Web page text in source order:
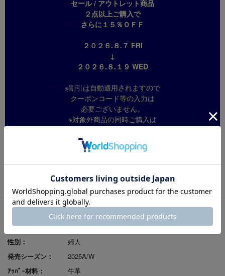
HKL6207-BLA-230
色：
BLACK
性別：
婦人
発売シーズン：
2025A/W
ｱｯﾊﾟｰ材料：
牛革
セール / アウトレット商品
２点以上ご購入で
さらに１５％ＯＦＦ
２０２６.８.７ FRI
↓
２０２６.８.１９ WED
※割引は自動適用されますので
クーポンコード等の入力は
必要ございません。
※対象外商品の同時ご購入は
※一部返品により１点のご購入になった場合、
割引は取消になります。